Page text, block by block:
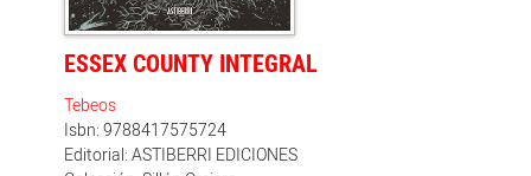
ESSEX COUNTY INTEGRAL
Tebeos
Isbn: 9788417575724
Editorial: ASTIBERRI EDICIONES